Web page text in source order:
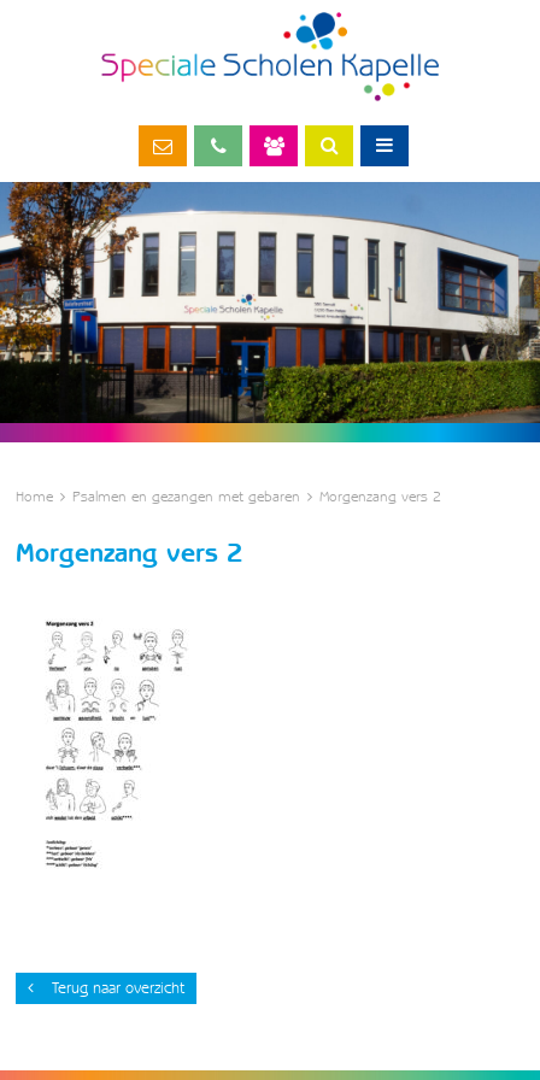
Home Psalmen en gezangen met gebaren Morgenzang vers 2
Morgenzang vers 2
Terug naar overzicht